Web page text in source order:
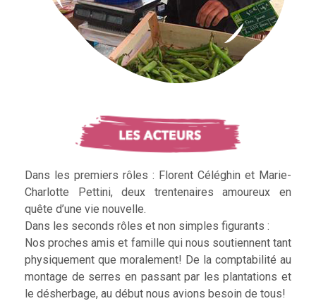
Dans les premiers rôles : Florent Céléghin et Marie-
Charlotte Pettini, deux trentenaires amoureux en
quête d’une vie nouvelle.
Dans les seconds rôles et non simples figurants :
Nos proches amis et famille qui nous soutiennent tant
physiquement que moralement! De la comptabilité au
montage de serres en passant par les plantations et
le désherbage, au début nous avions besoin de tous!